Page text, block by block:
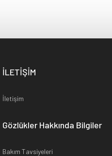
İLETİŞİM
İletişim
Gözlükler Hakkında Bilgiler
Bakım Tavsiyeleri